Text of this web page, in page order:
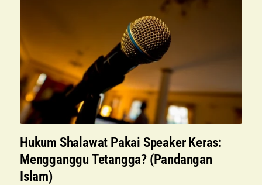
Hukum Shalawat Pakai Speaker Keras:
Mengganggu Tetangga? (Pandangan
Islam)